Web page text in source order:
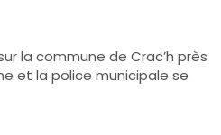
la commune de Crac’h près
et la police municipale se